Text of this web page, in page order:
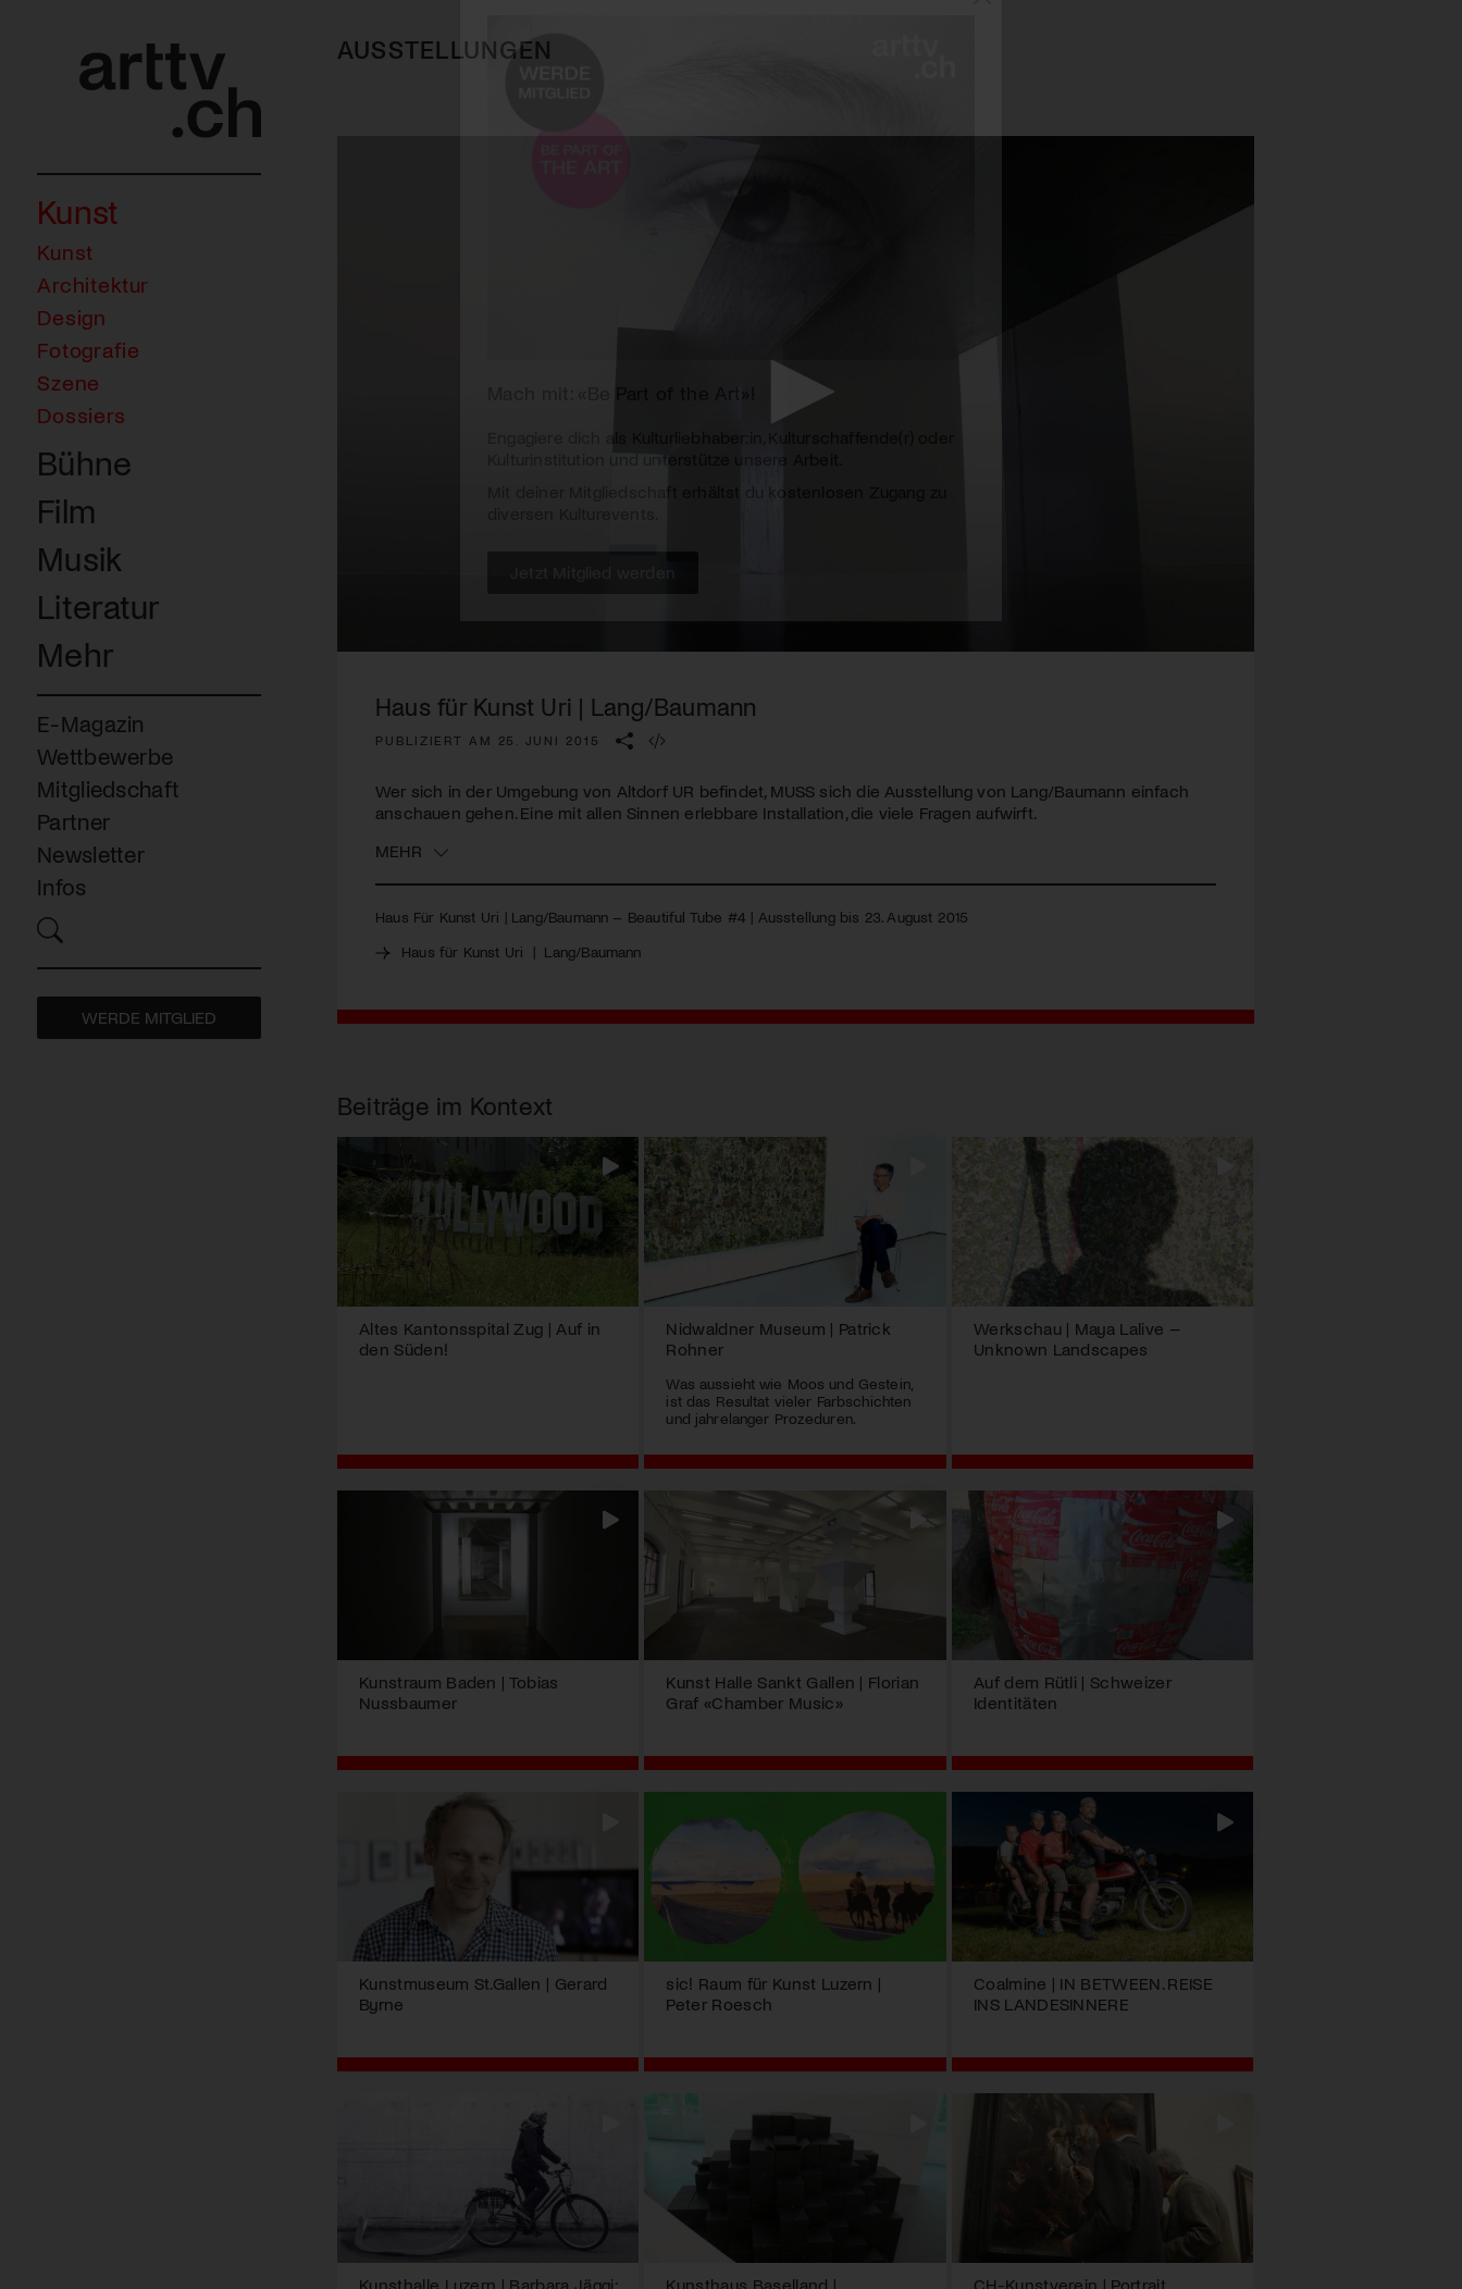
Kunst
Kunst
Architektur
Design
Fotografie
Szene
Dossiers
Bühne
Film
Musik
Literatur
Mehr
E-Magazin
Wettbewerbe
Mitgliedschaft
Partner
Newsletter
Infos
WERDE MITGLIED
AUSSTELLUNGEN
Haus für Kunst Uri | Lang/Baumann
PUBLIZIERT AM 25. JUNI 2015
Wer sich in der Umgebung von Altdorf UR befindet, MUSS sich die Ausstellung von Lang/Baumann einfach
anschauen gehen. Eine mit allen Sinnen erlebbare Installation, die viele Fragen aufwirft.
MEHR
Haus Für Kunst Uri | Lang/Baumann – Beautiful Tube #4 | Ausstellung bis 23. August 2015
Haus für Kunst Uri | Lang/Baumann
Beiträge im Kontext
Altes Kantonsspital Zug | Auf in
den Süden!
Nidwaldner Museum | Patrick
Rohner
Was aussieht wie Moos und Gestein,
ist das Resultat vieler Farbschichten
und jahrelanger Prozeduren.
Werkschau | Maya Lalive –
Unknown Landscapes
Kunstraum Baden | Tobias
Nussbaumer
Kunst Halle Sankt Gallen | Florian
Graf «Chamber Music»
Auf dem Rütli | Schweizer
Identitäten
Kunstmuseum St.Gallen | Gerard
Byrne
sic! Raum für Kunst Luzern |
Peter Roesch
Coalmine | IN BETWEEN. REISE
INS LANDESINNERE
Kunsthalle Luzern | Barbara Jäggi:
Kunsthaus Baselland |
CH-Kunstverein | Portrait
Mach mit: «Be Part of the Art»!